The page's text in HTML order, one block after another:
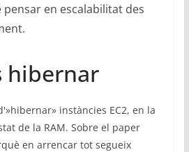
pensar en escalabilitat des
hibernar
instàncies EC2, en la
de la RAM. Sobre el paper
en arrencar tot segueix